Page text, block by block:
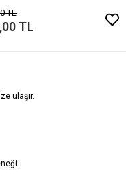
TL
TL
ulaşır.